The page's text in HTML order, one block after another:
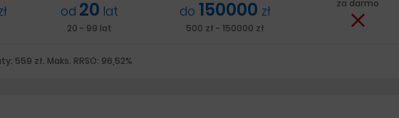
od 20 lat
20 - 99 lat
do 150000 zł
500 zł - 150000 zł
za darmo
559 zł. Maks. RRSO: 96,52%